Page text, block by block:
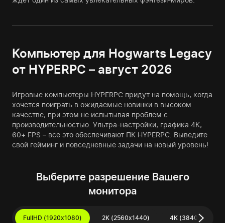
Компьютер для Hogwarts Legacy
от HYPERPC – август 2026
Игровые компьютеры HYPERPC придут на помощь, когда
хочется поиграть в ожидаемые новинки в высоком
качестве, при этом не испытывая проблем с
производительностью. Ультра-настройки, графика 4К,
60+ FPS – все это обеспечивают ПК HYPERPC. Выведите
свой гейминг и повседневные задачи на новый уровень!
Выберите разрешение Вашего
монитора
FullHD (1920x1080) 2K (2560x1440) 4K (3840x2160)